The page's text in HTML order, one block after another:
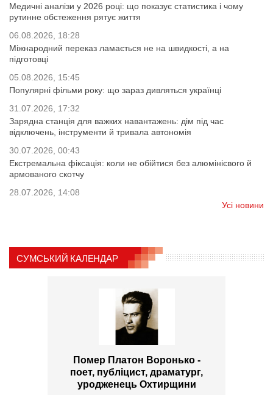
Медичні аналізи у 2026 році: що показує статистика і чому
рутинне обстеження рятує життя
06.08.2026, 18:28
Міжнародний переказ ламається не на швидкості, а на
підготовці
05.08.2026, 15:45
Популярні фільми року: що зараз дивляться українці
31.07.2026, 17:32
Зарядна станція для важких навантажень: дім під час
відключень, інструменти й тривала автономія
30.07.2026, 00:43
Екстремальна фіксація: коли не обійтися без алюмінієвого й
армованого скотчу
28.07.2026, 14:08
Усі новини
СУМСЬКИЙ КАЛЕНДАР
Помер Платон Воронько -
поет, публіцист, драматург,
уродженець Охтирщини